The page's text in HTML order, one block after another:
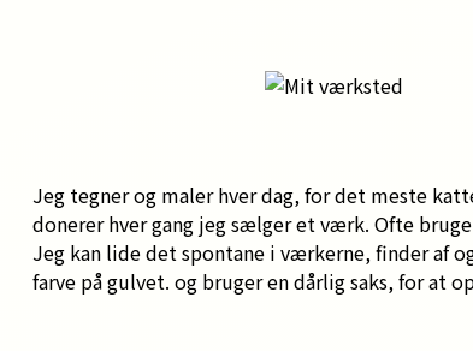
Jeg tegner og maler hver dag, for det meste
donerer hver gang jeg sælger et værk. Ofte
Jeg kan lide det spontane i værkerne, finder af
farve på gulvet. og bruger en dårlig saks, for at